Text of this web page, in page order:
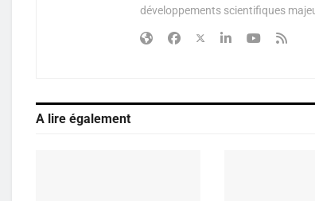
développements scientifiques
A lire également